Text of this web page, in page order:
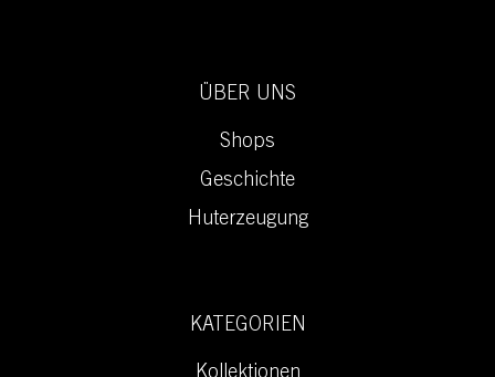
ÜBER UNS
Shops
Geschichte
Huterzeugung
KATEGORIEN